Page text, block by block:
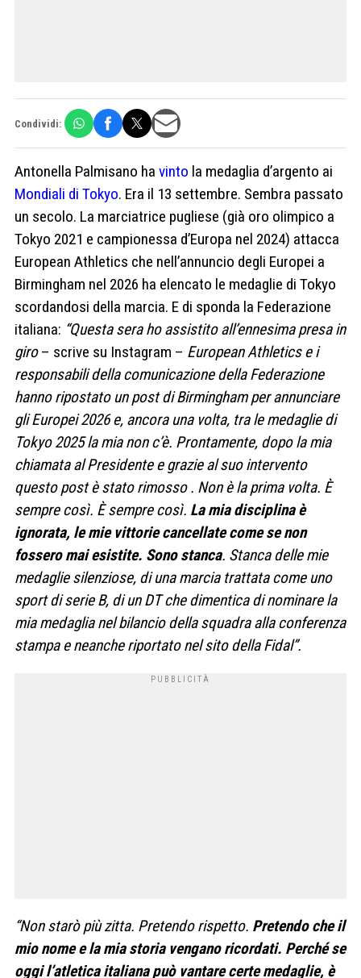
Condividi:
Antonella Palmisano ha vinto la medaglia d’argento ai
Mondiali di Tokyo. Era il 13 settembre. Sembra passato
un secolo. La marciatrice pugliese (già oro olimpico a
Tokyo 2021 e campionessa d’Europa nel 2024) attacca
European Athletics che nell’annuncio degli Europei a
Birmingham nel 2026 ha elencato le medaglie di Tokyo
scordandosi della marcia. E di sponda la Federazione
italiana: “Questa sera ho assistito all’ennesima presa in
giro– scrive su Instagram – European Athletics e i
responsabili della comunicazione della Federazione
hanno ripostato un post di Birmingham per annunciare
gli Europei 2026 e, ancora una volta, tra le medaglie di
Tokyo 2025 la mia non c’è. Prontamente, dopo la mia
chiamata al Presidente e grazie al suo intervento
questo post è stato rimosso . Non è la prima volta. È
sempre così. È sempre così. La mia disciplina è
ignorata, le mie vittorie cancellate come se non
fossero mai esistite. Sono stanca. Stanca delle mie
medaglie silenziose, di una marcia trattata come uno
sport di serie B, di un DT che dimentica di nominare la
mia medaglia nel bilancio della squadra alla conferenza
stampa e neanche riportato nel sito della Fidal”.
“Non starò più zitta. Pretendo rispetto. Pretendo che il
mio nome e la mia storia vengano ricordati. Perché se
oggi l’atletica italiana può vantare certe medaglie, è